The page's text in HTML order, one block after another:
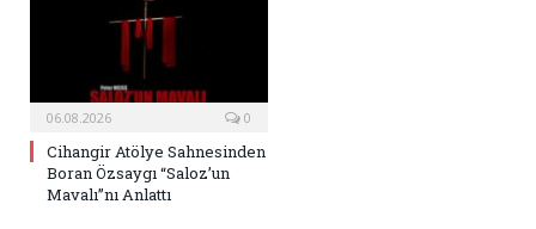
06.08.2026 0
Cihangir Atölye Sahnesinden
Boran Özsaygı “Saloz’un
Mavalı”nı Anlattı